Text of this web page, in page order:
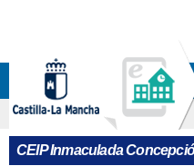
CEIP Inmaculada